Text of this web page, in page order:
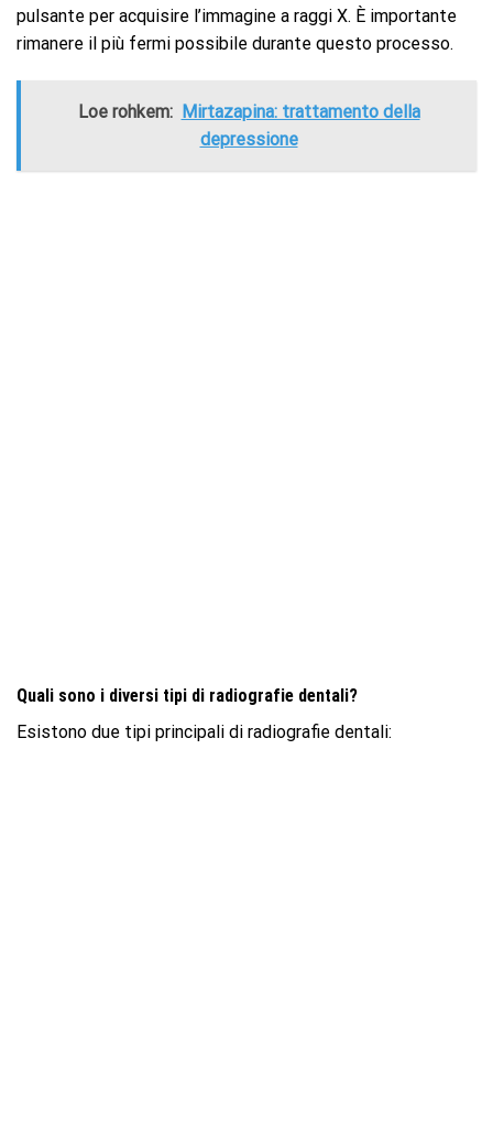
pulsante per acquisire l’immagine a raggi X. È importante
rimanere il più fermi possibile durante questo processo.
Loe rohkem:
Mirtazapina: trattamento della
depressione
Quali sono i diversi tipi di radiografie dentali?
Esistono due tipi principali di radiografie dentali: